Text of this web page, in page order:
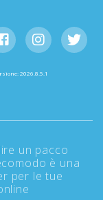
2026.8.5.1
un pacco
è una
per le tue